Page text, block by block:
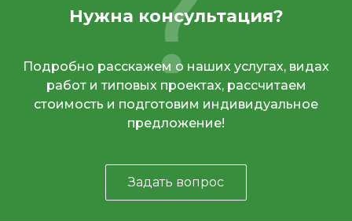
Нужна консультация?
Подробно расскажем о наших услугах, видах
работ и типовых проектах, рассчитаем
стоимость и подготовим индивидуальное
предложение!
Задать вопрос